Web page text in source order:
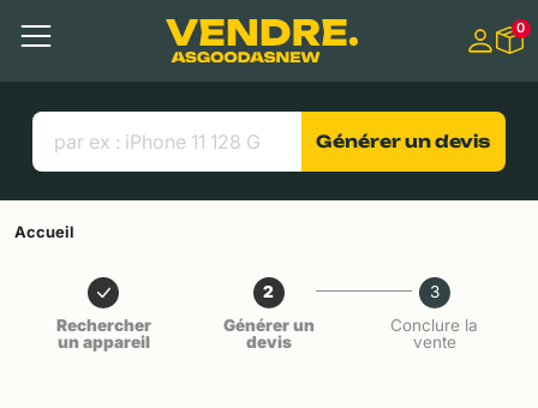
Contenu principal
Menu
Liens utiles
0
Générer un devis
Accueil
Rechercher
un appareil
2
Générer un
devis
3
Conclure la
vente